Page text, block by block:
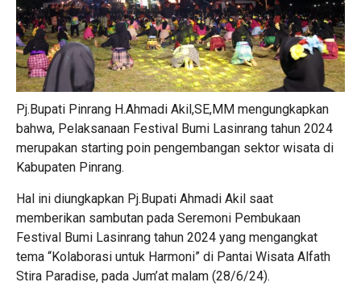
Pj.Bupati Pinrang H.Ahmadi Akil,SE,MM mengungkapkan
bahwa, Pelaksanaan Festival Bumi Lasinrang tahun 2024
merupakan starting poin pengembangan sektor wisata di
Kabupaten Pinrang.
Hal ini diungkapkan Pj.Bupati Ahmadi Akil saat
memberikan sambutan pada Seremoni Pembukaan
Festival Bumi Lasinrang tahun 2024 yang mengangkat
tema “Kolaborasi untuk Harmoni” di Pantai Wisata Alfath
Stira Paradise, pada Jum’at malam (28/6/24).